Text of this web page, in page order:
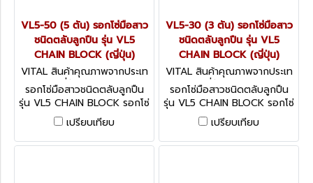
VL5-50 (5 ตัน) รอกโซ่มือสาว
ชนิดตลับลูกปืน รุ่น VL5
CHAIN BLOCK (ญี่ปุ่น)
VITAL สินค้าคุณภาพจากประเท
ศญี่ปุ่น VL5-50
รอกโซ่มือสาวชนิดตลับลูกปืน
รุ่น VL5 CHAIN BLOCK รอกโซ่
NEEDLE BEARING ชนิดตลับ
ลูกปืน รุ่น VL5 (จากญี่ปุ่น)
เปรียบเทียบ
VL5-30 (3 ตัน) รอกโซ่มือสาว
ชนิดตลับลูกปืน รุ่น VL5
CHAIN BLOCK (ญี่ปุ่น)
VITAL สินค้าคุณภาพจากประเท
ศญี่ปุ่น VL5-30
รอกโซ่มือสาวชนิดตลับลูกปืน
รุ่น VL5 CHAIN BLOCK รอกโซ่
NEEDLE BEARING ชนิดตลับ
ลูกปืน รุ่น VL5 (จากญี่ปุ่น)
เปรียบเทียบ